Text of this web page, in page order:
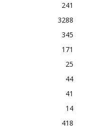
241
3288
345
171
25
44
41
14
418